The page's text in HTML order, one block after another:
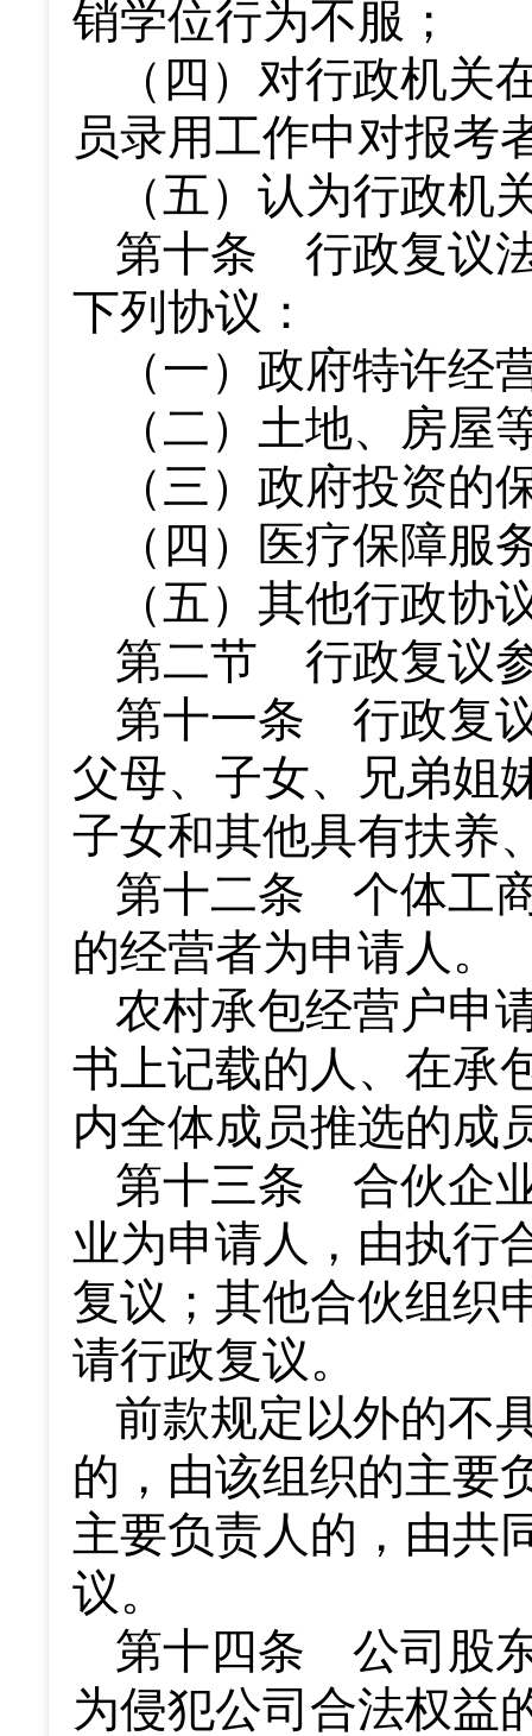
销学位行为不服；
（四）对行政机关
员录用工作中对报考
（五）认为行政机
第十条 行政复议
下列协议：
（一）政府特许经
（二）土地、房屋
（三）政府投资的
（四）医疗保障服
（五）其他行政协
第二节 行政复议
第十一条 行政复
父母、子女、兄弟姐
子女和其他具有扶养
第十二条 个体工
的经营者为申请人。
农村承包经营户申
书上记载的人、在承
内全体成员推选的成
第十三条 合伙企
业为申请人，由执行
复议；其他合伙组织
请行政复议。
前款规定以外的不
的，由该组织的主要
主要负责人的，由共
议。
第十四条 公司股
为侵犯公司合法权益